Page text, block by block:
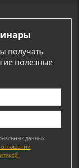
получать
полезные
данных
отношении